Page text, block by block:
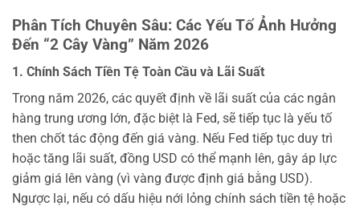
Phân Tích Chuyên Sâu: Các Yếu Tố Ảnh Hưởng
Đến “2 Cây Vàng” Năm 2026
1. Chính Sách Tiền Tệ Toàn Cầu và Lãi Suất
Trong năm 2026, các quyết định về lãi suất của các ngân
hàng trung ương lớn, đặc biệt là Fed, sẽ tiếp tục là yếu tố
then chốt tác động đến giá vàng. Nếu Fed tiếp tục duy trì
hoặc tăng lãi suất, đồng USD có thể mạnh lên, gây áp lực
giảm giá lên vàng (vì vàng được định giá bằng USD).
Ngược lại, nếu có dấu hiệu nới lỏng chính sách tiền tệ hoặc